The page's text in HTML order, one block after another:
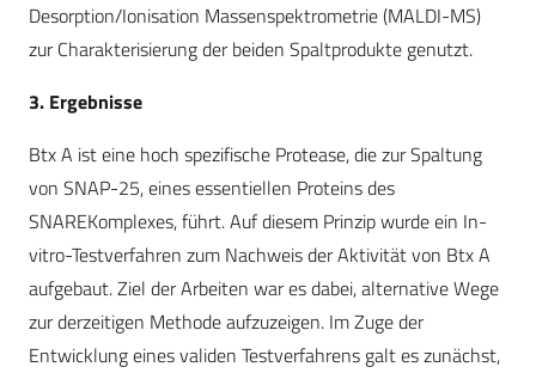
Desorption/Ionisation Massenspektrometrie (MALDI-MS)
zur Charakterisierung der beiden Spaltprodukte genutzt.
3. Ergebnisse
Btx A ist eine hoch spezifische Protease, die zur Spaltung
von SNAP-25, eines essentiellen Proteins des
SNAREKomplexes, führt. Auf diesem Prinzip wurde ein In-
vitro-Testverfahren zum Nachweis der Aktivität von Btx A
aufgebaut. Ziel der Arbeiten war es dabei, alternative Wege
zur derzeitigen Methode aufzuzeigen. Im Zuge der
Entwicklung eines validen Testverfahrens galt es zunächst,